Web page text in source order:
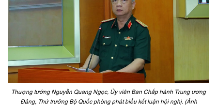
Thượng tướng Nguyễn Quang Ngọc, Ủy viên Ban Chấp hành Trung ương
Đảng, Thứ trưởng Bộ Quốc phòng phát biểu kết luận hội nghị. (Ảnh